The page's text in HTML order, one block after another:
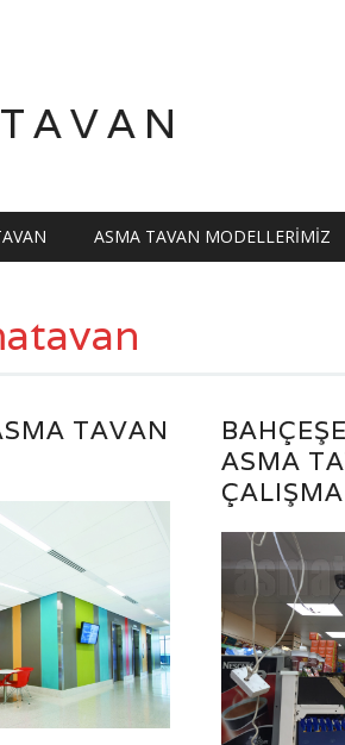
ASMA TAVAN MODELLERIMIZ
TAVAN
ASMA